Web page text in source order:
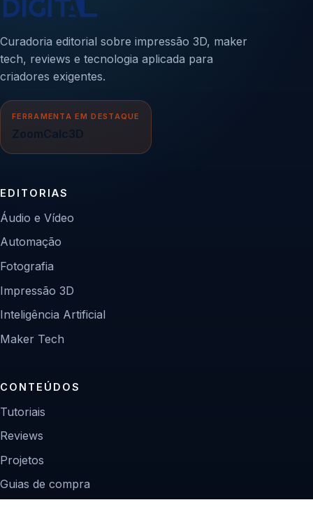
Curadoria editorial sobre impressão 3D, maker
tech, reviews e tecnologia aplicada para
criadores exigentes.
FERRAMENTA EM DESTAQUE
ZoomCalc3D
EDITORIAS
Áudio e Vídeo
Automação
Fotografia
Impressão 3D
Inteligência Artificial
Maker Tech
CONTEÚDOS
Tutoriais
Reviews
Projetos
Guias de compra